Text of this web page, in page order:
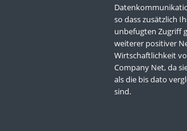
so dass zusätzlich
unbefugten Zugriff
weiterer positiver
Wirtschaftlichkeit
Company Net, da
als die bis dato
sind.